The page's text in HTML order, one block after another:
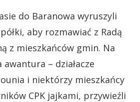
do Baranowa wyruszyli
aby rozmawiać z Radą
z mieszkańców gmin. Na
awantura – działacze
i niektórzy mieszkańcy
CPK jajkami, przywieźli